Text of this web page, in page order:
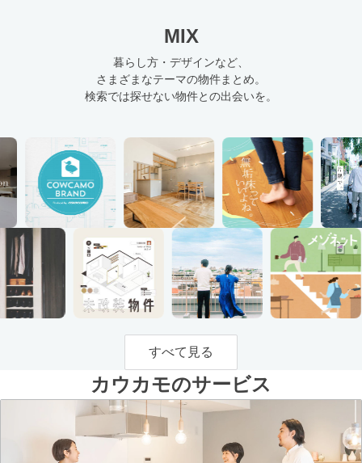
MIX
暮らし方・デザインなど、
さまざまなテーマの物件まとめ。
検索では探せない物件との出会いを。
すべて見る
カウカモのサービス